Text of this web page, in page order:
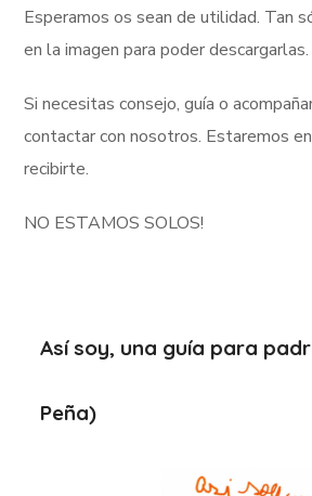
Esperamos os sean de utilidad. Tan
en la imagen para poder descargarlas.
Si necesitas consejo, guía o
contactar con nosotros. Estaremos
recibirte.
NO ESTAMOS SOLOS!
Así soy, una guía para
Peña)